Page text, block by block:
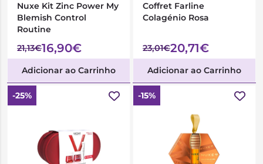
Nuxe Kit Zinc Power My
Blemish Control
Routine
21,13€16,90€
Adicionar ao Carrinho
Coffret Farline
Colagénio Rosa
23,01€20,71€
Adicionar ao Carrinho
-25% -15%